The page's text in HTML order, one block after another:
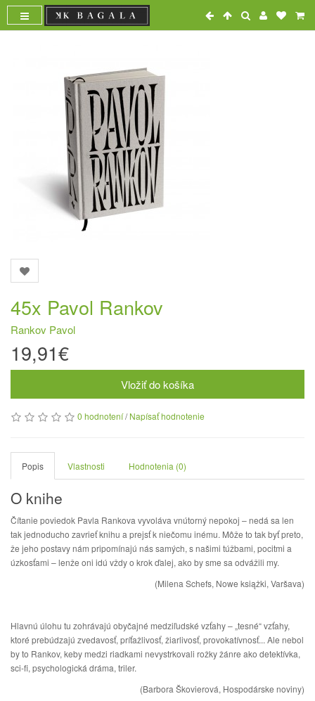
45x Pavol Rankov
Rankov Pavol
19,91€
Vložiť do košíka
0 hodnotení/Napísať hodnotenie
Popis Vlastnosti Hodnotenia (0)
O knihe
Čítanie poviedok Pavla Rankova vyvoláva vnútorný nepokoj – nedá sa len
tak jednoducho zavrieť knihu a prejsť k niečomu inému. Môže to tak byť preto,
že jeho postavy nám pripomínajú nás samých, s našimi túžbami, pocitmi a
úzkosťami – lenže oni idú vždy o krok ďalej, ako by sme sa odvážili my.
(Milena Schefs, Nowe książki, Varšava)
Hlavnú úlohu tu zohrávajú obyčajné medziľudské vzťahy – „tesné“ vzťahy,
ktoré prebúdzajú zvedavosť, príťažlivosť, žiarlivosť, provokatívnosť... Ale nebol
by to Rankov, keby medzi riadkami nevystrkovali rožky žánre ako detektívka,
sci-fi, psychologická dráma, triler.
(Barbora Škovierová, Hospodárske noviny)